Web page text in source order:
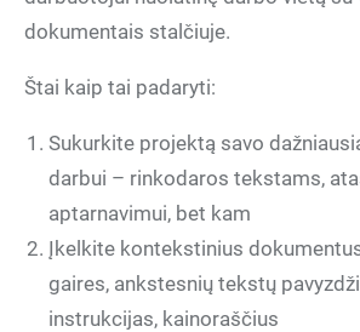
dokumentais stalčiuje.
Štai kaip tai padaryti:
Sukurkite projektą savo
darbui – rinkodaros tekstams,
aptarnavimui, bet kam
Įkelkite kontekstinius
gaires, ankstesnių tekstų
instrukcijas, kainoraščius